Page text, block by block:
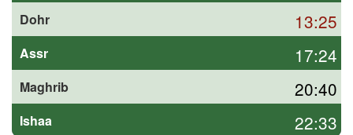
Dohr 13:25
Assr 17:24
Maghrib 20:40
Ishaa 22:33